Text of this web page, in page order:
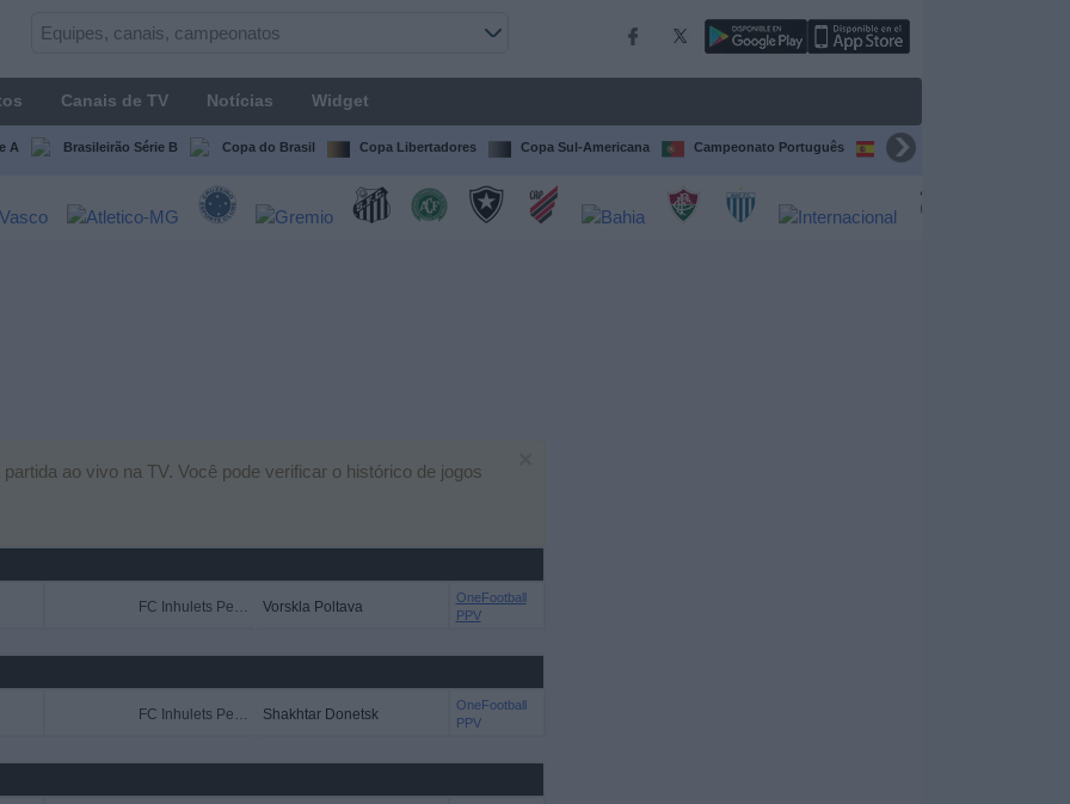
Canais de TV Notícias Widget
A Brasileirão Série B Copa do Brasil Copa Libertadores Copa Sul-Americana Campeonato Português Campeonato Espanhol
ao vivo na TV. Você pode verificar o histórico de jogos
FC Inhulets Petrove Vorskla Poltava
OneFootball
PPV
FC Inhulets Petrove Shakhtar Donetsk
OneFootball
PPV